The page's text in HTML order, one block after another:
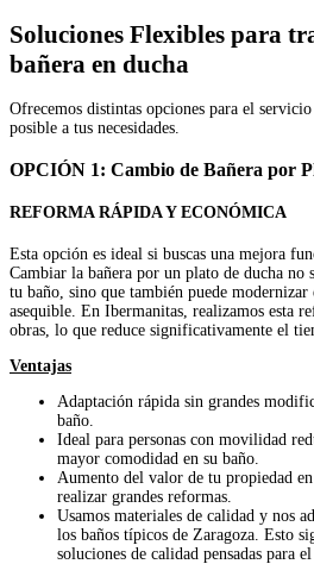
Soluciones Flexibles para
bañera en ducha
Ofrecemos distintas opciones para el
posible a tus necesidades.
OPCIÓN 1: Cambio de Bañera por
REFORMA RÁPIDA Y ECONÓMICA
Esta opción es ideal si buscas una mejora
Cambiar la bañera por un plato de ducha no
tu baño, sino que también puede
asequible. En Ibermanitas, realizamos esta
obras, lo que reduce significativamente el
Ventajas
Adaptación rápida sin grandes
baño.
Ideal para personas con movilidad
mayor comodidad en su baño.
Aumento del valor de tu propiedad
realizar grandes reformas.
Usamos materiales de calidad y nos
los baños típicos de Zaragoza. Esto
soluciones de calidad pensadas para